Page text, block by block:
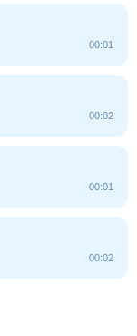
00:01
00:02
00:01
00:02